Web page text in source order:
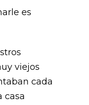
es
viejos
cada
casa